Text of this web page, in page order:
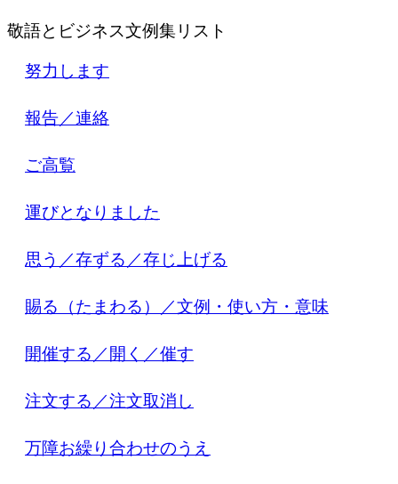
敬語とビジネス文例集リスト
努力します
報告／連絡
ご高覧
運びとなりました
思う／存ずる／存じ上げる
賜る（たまわる）／文例・使い方・意味
開催する／開く／催す
注文する／注文取消し
万障お繰り合わせのうえ